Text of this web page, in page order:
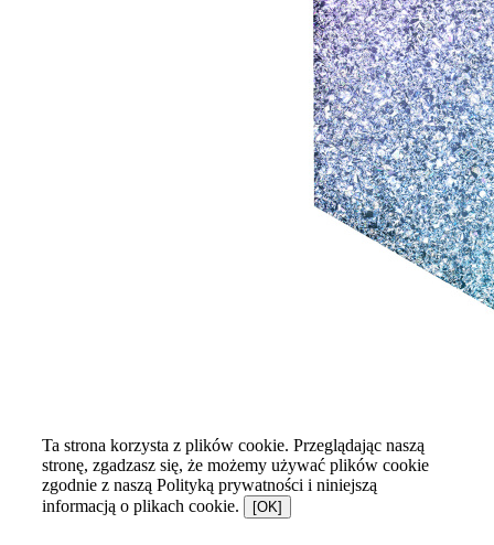
Ta strona korzysta z plików cookie. Przeglądając naszą
stronę, zgadzasz się, że możemy używać plików cookie
zgodnie z naszą Polityką prywatności i niniejszą
informacją o plikach cookie.
[OK]